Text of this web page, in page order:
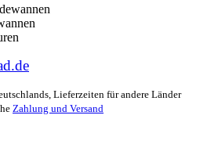
Lieferzeiten für andere Länder
Zahlung und Versand